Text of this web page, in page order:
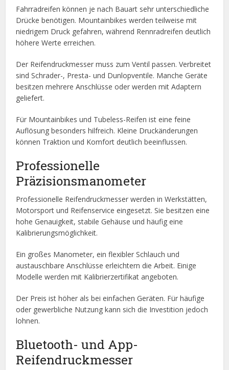
Fahrradreifen können je nach Bauart sehr unterschiedliche
Drücke benötigen. Mountainbikes werden teilweise mit
niedrigem Druck gefahren, während Rennradreifen deutlich
höhere Werte erreichen.
Der Reifendruckmesser muss zum Ventil passen. Verbreitet
sind Schrader-, Presta- und Dunlopventile. Manche Geräte
besitzen mehrere Anschlüsse oder werden mit Adaptern
geliefert.
Für Mountainbikes und Tubeless-Reifen ist eine feine
Auflösung besonders hilfreich. Kleine Druckänderungen
können Traktion und Komfort deutlich beeinflussen.
Professionelle
Präzisionsmanometer
Professionelle Reifendruckmesser werden in Werkstätten,
Motorsport und Reifenservice eingesetzt. Sie besitzen eine
hohe Genauigkeit, stabile Gehäuse und häufig eine
Kalibrierungsmöglichkeit.
Ein großes Manometer, ein flexibler Schlauch und
austauschbare Anschlüsse erleichtern die Arbeit. Einige
Modelle werden mit Kalibrierzertifikat angeboten.
Der Preis ist höher als bei einfachen Geräten. Für häufige
oder gewerbliche Nutzung kann sich die Investition jedoch
lohnen.
Bluetooth- und App-
Reifendruckmesser